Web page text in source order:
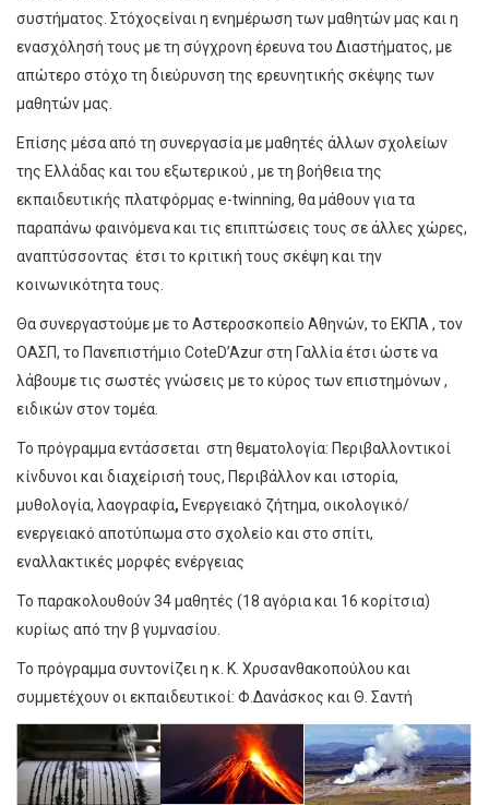
συστήματος. Στόχοςείναι η ενημέρωση των μαθητών μας και η
ενασχόλησή τους με τη σύγχρονη έρευνα του Διαστήματος, με
απώτερο στόχο τη διεύρυνση της ερευνητικής σκέψης των
μαθητών μας.
Επίσης μέσα από τη συνεργασία με μαθητές άλλων σχολείων
της Ελλάδας και του εξωτερικού , με τη βοήθεια της
εκπαιδευτικής πλατφόρμας e-twinning, θα μάθουν για τα
παραπάνω φαινόμενα και τις επιπτώσεις τους σε άλλες χώρες,
αναπτύσσοντας έτσι το κριτική τους σκέψη και την
κοινωνικότητα τους.
Θα συνεργαστούμε με το Αστεροσκοπείο Αθηνών, το ΕΚΠΑ , τον
ΟΑΣΠ, το Πανεπιστήμιο CoteD’Azur στη Γαλλία έτσι ώστε να
λάβουμε τις σωστές γνώσεις με το κύρος των επιστημόνων ,
ειδικών στον τομέα.
Το πρόγραμμα εντάσσεται στη θεματολογία: Περιβαλλοντικοί
κίνδυνοι και διαχείρισή τους, Περιβάλλον και ιστορία,
μυθολογία, λαογραφία, Ενεργειακό ζήτημα, οικολογικό/
ενεργειακό αποτύπωμα στο σχολείο και στο σπίτι,
εναλλακτικές μορφές ενέργειας
Το παρακολουθούν 34 μαθητές (18 αγόρια και 16 κορίτσια)
κυρίως από την β γυμνασίου.
Το πρόγραμμα συντονίζει η κ. Κ. Χρυσανθακοπούλου και
συμμετέχουν οι εκπαιδευτικοί: Φ.Δανάσκος και Θ. Σαντή